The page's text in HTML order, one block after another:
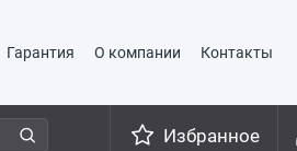
Гарантия О компании Контакты
Избранное